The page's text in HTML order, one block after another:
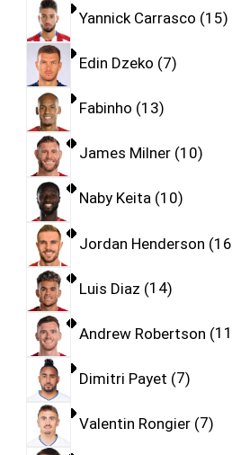
Yannick Carrasco 15
Edin Dzeko 7
Fabinho 13
James Milner 10
Naby Keita 10
Jordan Henderson 16
Luis Diaz 14
Andrew Robertson 11
Dimitri Payet 7
Valentin Rongier 7